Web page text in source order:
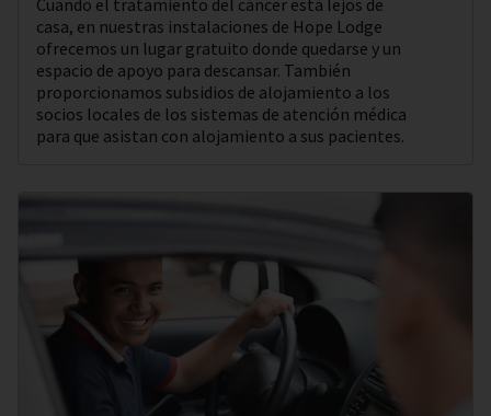
casa, en nuestras instalaciones de Hope Lodge
ofrecemos un lugar gratuito donde quedarse y un
espacio de apoyo para descansar. También
proporcionamos subsidios de alojamiento a los
socios locales de los sistemas de atención médica
para que asistan con alojamiento a sus pacientes.